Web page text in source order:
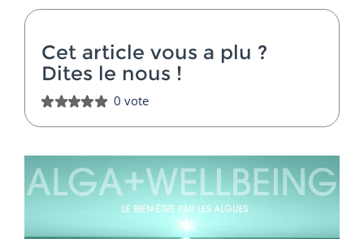
Cet article vous a plu ?
Dites le nous !
0 vote